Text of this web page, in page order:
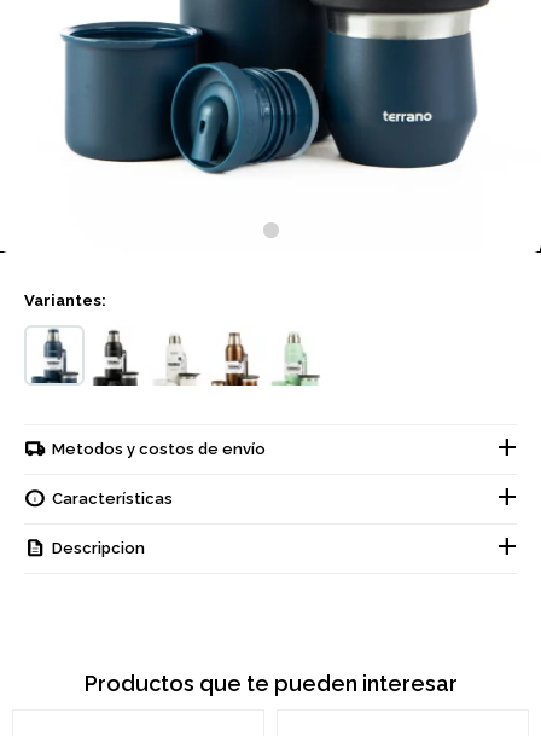
Variantes:
Metodos y costos de envío
Características
Descripcion
Productos que te pueden interesar